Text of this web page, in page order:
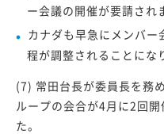
ー会議の開催が要請され
カナダも早急にメンバー
程が調整されることにな
(7) 常田台長が委員長を務
ループの会合が4月に2回
た。